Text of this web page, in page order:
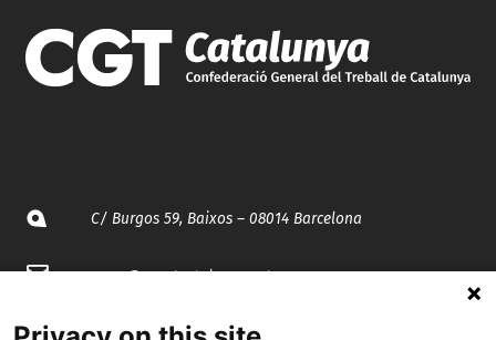
C/ Burgos 59, Baixos – 08014 Barcelona
spccc@spcgtcatalunya.cat
935 120 481